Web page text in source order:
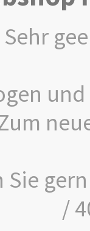
Sehr
Sie
/